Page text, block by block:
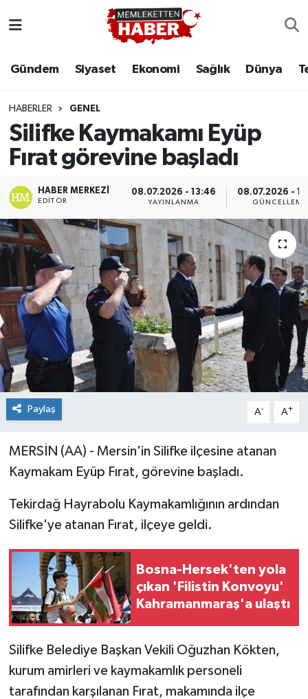
Gündem Siyaset Ekonomi Sağlık Dünya
HABERLER GENEL
Silifke Kaymakamı Eyüp
Fırat görevine başladı
HABER MERKEZI
EDITÖR
08.07.2026 - 13:46
YAYINLANMA
08.07.2026 -
GÜNCELLEME
Paylaş A- A+
MERSİN (AA) - Mersin'in Silifke ilçesine atanan
Kaymakam Eyüp Fırat, görevine başladı.
Tekirdağ Hayrabolu Kaymakamlığının ardından
Silifke'ye atanan Fırat, ilçeye geldi.
Bosna-Hersek'ten yola
çıkan 'Filistin Konvoyu'
Kahramanmaraş'a ulaştı
Silifke Belediye Başkan Vekili Oğuzhan Kökten,
kurum amirleri ve kaymakamlık personeli
tarafından karşılanan Fırat, makamında ilçe